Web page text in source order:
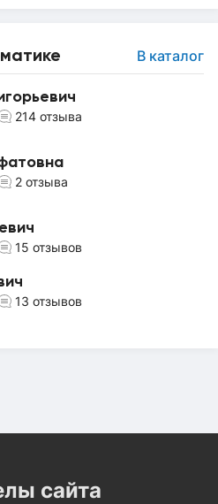
В каталог
214 отзыва
2 отзыва
15 отзывов
13 отзывов
сайта